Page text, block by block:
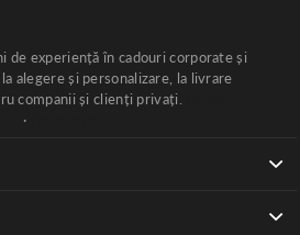
de experiență în cadouri corporate și
alegere și personalizare, la livrare
companii și clienți privați.
·